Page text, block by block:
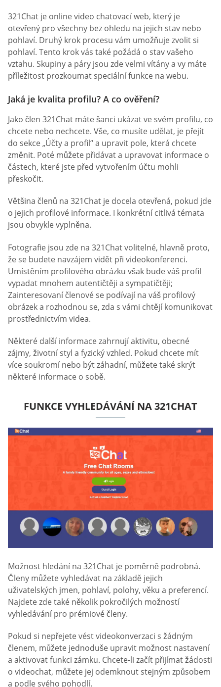
321Chat je online video chatovací web, který je
otevřený pro všechny bez ohledu na jejich stav nebo
pohlaví. Druhý krok procesu vám umožňuje zvolit si
pohlaví. Tento krok vás také požádá o stav vašeho
vztahu. Skupiny a páry jsou zde velmi vítány a vy máte
příležitost prozkoumat speciální funkce na webu.
Jaká je kvalita profilu? A co ověření?
Jako člen 321Chat máte šanci ukázat ve svém profilu, co
chcete nebo nechcete. Vše, co musíte udělat, je přejít
do sekce „Účty a profil“ a upravit pole, která chcete
změnit. Poté můžete přidávat a upravovat informace o
částech, které jste před vytvořením účtu mohli
přeskočit.
Většina členů na 321Chat je docela otevřená, pokud jde
o jejich profilové informace. I konkrétní citlivá témata
jsou obvykle vyplněna.
Fotografie jsou zde na 321Chat volitelné, hlavně proto,
že se budete navzájem vidět při videokonferenci.
Umístěním profilového obrázku však bude váš profil
vypadat mnohem autentičtěji a sympatičtěji;
Zainteresovaní členové se podívají na váš profilový
obrázek a rozhodnou se, zda s vámi chtějí komunikovat
prostřednictvím videa.
Některé další informace zahrnují aktivitu, obecné
zájmy, životní styl a fyzický vzhled. Pokud chcete mít
více soukromí nebo být záhadní, můžete také skrýt
některé informace o sobě.
FUNKCE VYHLEDÁVÁNÍ NA 321CHAT
Možnost hledání na 321Chat je poměrně podrobná.
Členy můžete vyhledávat na základě jejich
uživatelských jmen, pohlaví, polohy, věku a preferencí.
Najdete zde také několik pokročilých možností
vyhledávání pro prémiové členy.
Pokud si nepřejete vést videokonverzaci s žádným
členem, můžete jednoduše upravit možnost nastavení
a aktivovat funkci zámku. Chcete-li začít přijímat žádosti
o videochat, můžete jej odemknout stejným způsobem
a podle svého pohodlí.